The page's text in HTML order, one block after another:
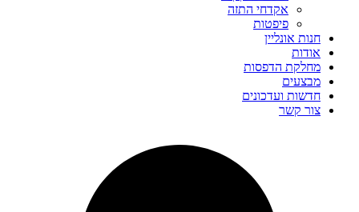
אקדחי התזה
פיפטות
חנות אונליין
אודות
מחלקת הדפסות
מבצעים
חדשות ועדכונים
צור קשר